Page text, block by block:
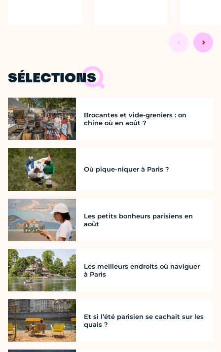
SÉLECTIONS
Brocantes et vide-greniers : on
chine où en août ?
Où pique-niquer à Paris ?
Les petits bonheurs parisiens en
août
Les meilleurs endroits où naviguer
à Paris
Et si l’été parisien se cachait sur les
quais ?